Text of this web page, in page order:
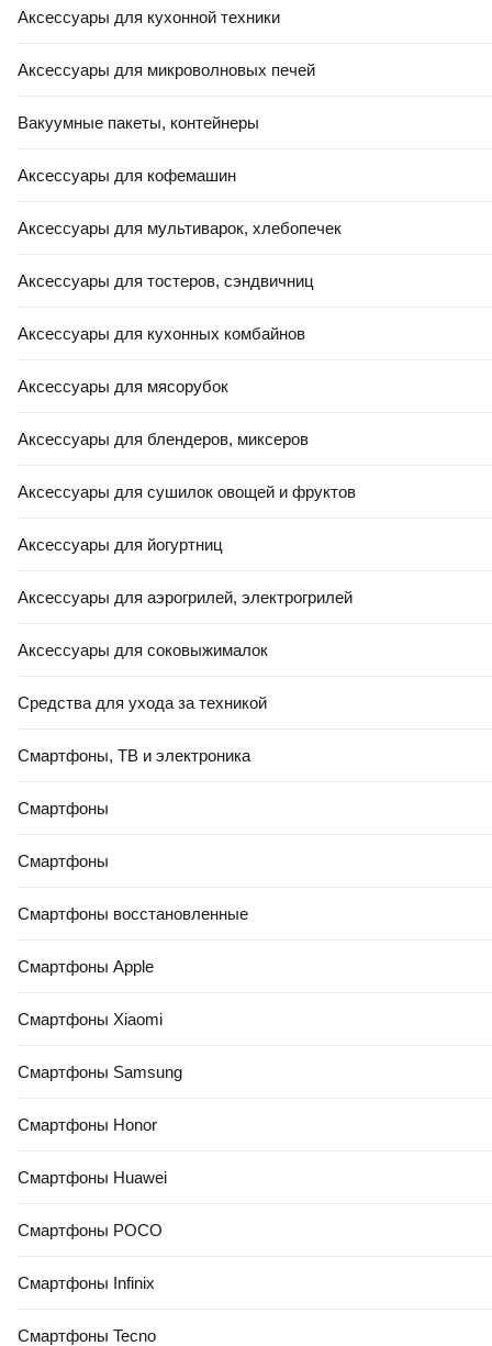
Аксессуары для кухонной техники
Аксессуары для микроволновых печей
Вакуумные пакеты, контейнеры
Аксессуары для кофемашин
Аксессуары для мультиварок, хлебопечек
Аксессуары для тостеров, сэндвичниц
Аксессуары для кухонных комбайнов
Аксессуары для мясорубок
Аксессуары для блендеров, миксеров
Аксессуары для сушилок овощей и фруктов
Аксессуары для йогуртниц
Аксессуары для аэрогрилей, электрогрилей
Аксессуары для соковыжималок
Средства для ухода за техникой
Смартфоны, ТВ и электроника
Смартфоны
Смартфоны
Смартфоны восстановленные
Смартфоны Apple
Смартфоны Xiaomi
Смартфоны Samsung
Смартфоны Honor
Смартфоны Huawei
Смартфоны POCO
Смартфоны Infinix
Смартфоны Tecno